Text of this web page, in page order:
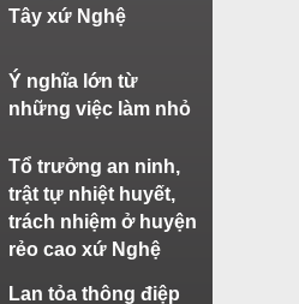
Tây xứ Nghệ
Ý nghĩa lớn từ
những việc làm nhỏ
Tổ trưởng an ninh,
trật tự nhiệt huyết,
trách nhiệm ở huyện
rẻo cao xứ Nghệ
Lan tỏa thông điệp